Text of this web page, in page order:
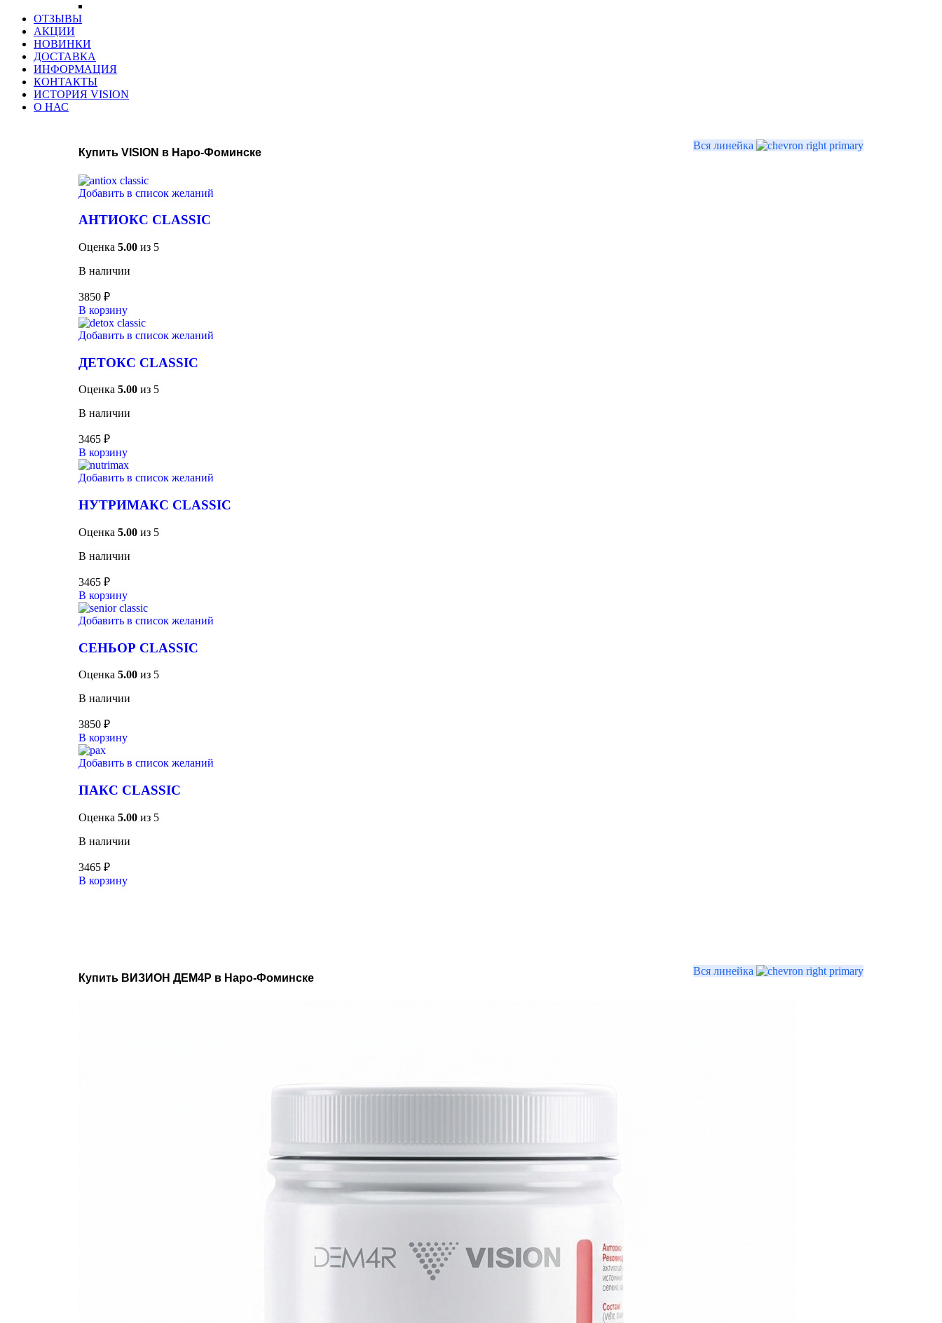
ОТЗЫВЫ
АКЦИИ
НОВИНКИ
ДОСТАВКА
ИНФОРМАЦИЯ
КОНТАКТЫ
ИСТОРИЯ VISION
О НАС
Купить VISION в Наро-Фоминске
Вся линейка
Добавить в список желаний
АНТИОКС CLASSIC
Оценка 5.00 из 5
В наличии
3850 ₽
В корзину
Добавить в список желаний
ДЕТОКС CLASSIC
Оценка 5.00 из 5
В наличии
3465 ₽
В корзину
Добавить в список желаний
НУТРИМАКС CLASSIC
Оценка 5.00 из 5
В наличии
3465 ₽
В корзину
Добавить в список желаний
СЕНЬОР CLASSIC
Оценка 5.00 из 5
В наличии
3850 ₽
В корзину
Добавить в список желаний
ПАКС CLASSIC
Оценка 5.00 из 5
В наличии
3465 ₽
В корзину
Купить ВИЗИОН ДЕМ4Р в Наро-Фоминске
Вся линейка